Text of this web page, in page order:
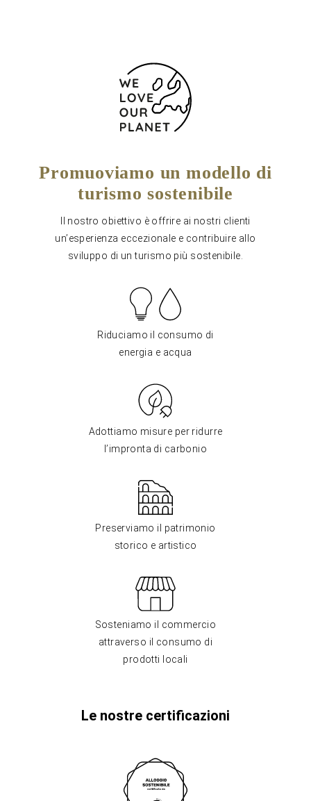
Promuoviamo un modello di
turismo sostenibile
Il nostro obiettivo è offrire ai nostri clienti
un’esperienza eccezionale e contribuire allo
sviluppo di un turismo più sostenibile.
Riduciamo il consumo di
energia e acqua
Adottiamo misure per ridurre
l’impronta di carbonio
Preserviamo il patrimonio
storico e artistico
Sosteniamo il commercio
attraverso il consumo di
prodotti locali
Le nostre certificazioni